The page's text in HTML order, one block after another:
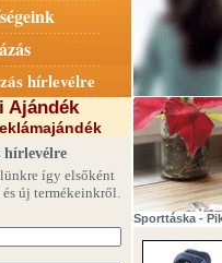
hírlevélre
Ajándék
hírlevélre
így elsőként
új termékeinkről.
Sporttáska -